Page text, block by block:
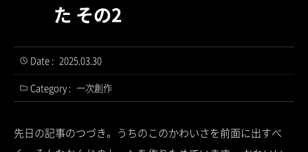
た その2
Date : 2025.03.30
Category : 一次創作
先日の記事のつづき。うちのこのかわいさを前面に出すべ